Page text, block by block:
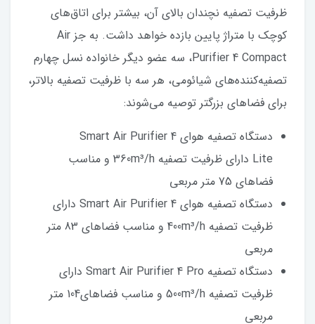
ظرفیت تصفیه نچندان بالای آن، بیشتر برای اتاق‌های
کوچک با متراژ پایین بازده خواهد داشت. به جز Air
Purifier 4 Compact، سه عضو دیگر خانواده نسل چهارم
تصفیه‌کننده‌های شیائومی، هر سه با ظرفیت تصفیه بالاتر،
برای فضاهای بزرگتر توصیه می‌شوند:
دستگاه تصفیه هوای Smart Air Purifier 4
Lite دارای ظرفیت تصفیه 360m³/h و مناسب
فضاهای 75 متر مربعی
دستگاه تصفیه هوای Smart Air Purifier 4 دارای
ظرفیت تصفیه 400m³/h و مناسب فضاهای 83 متر
مربعی
دستگاه تصفیه Smart Air Purifier 4 Pro دارای
ظرفیت تصفیه 500m³/h و مناسب فضاهای104 متر
مربعی